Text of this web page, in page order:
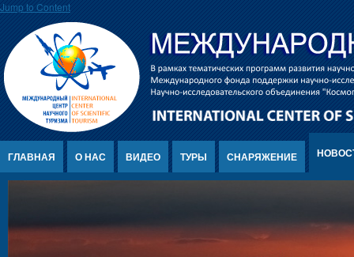
Jump to Content
ГЛАВНАЯ О НАС ВИДЕО ТУРЫ СНАРЯЖЕНИЕ